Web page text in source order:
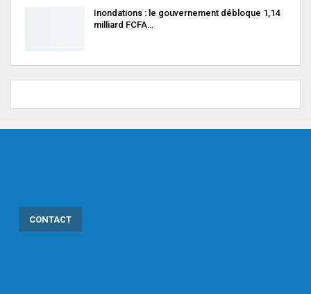
Inondations : le gouvernement débloque 1,14
milliard FCFA…
CONTACT